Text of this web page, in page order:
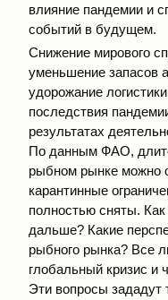
влияние пандемии и
событий в будущем.
Снижение мирового
уменьшение запасов
удорожание
последствия
результатах
По данным ФАО,
рыбном рынке можно
карантинные
полностью сняты.
дальше? Какие
рыбного рынка? Все
глобальный кризис и
Эти вопросы зададут